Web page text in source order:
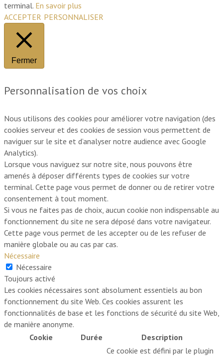
terminal. En savoir plus
ACCEPTER PERSONNALISER
Fermer
Personnalisation de vos choix
Nous utilisons des cookies pour améliorer votre navigation (des
cookies serveur et des cookies de session vous permettent de
naviguer sur le site et d’analyser notre audience avec Google
Analytics).
Lorsque vous naviguez sur notre site, nous pouvons être
amenés à déposer différents types de cookies sur votre
terminal. Cette page vous permet de donner ou de retirer votre
consentement à tout moment.
Si vous ne faites pas de choix, aucun cookie non indispensable au
fonctionnement du site ne sera déposé dans votre navigateur.
Cette page vous permet de les accepter ou de les refuser de
manière globale ou au cas par cas.
Nécessaire
Nécessaire
Toujours activé
Les cookies nécessaires sont absolument essentiels au bon
fonctionnement du site Web. Ces cookies assurent les
fonctionnalités de base et les fonctions de sécurité du site Web,
de manière anonyme.
Cookie
Durée Description
Ce cookie est défini par le plugin